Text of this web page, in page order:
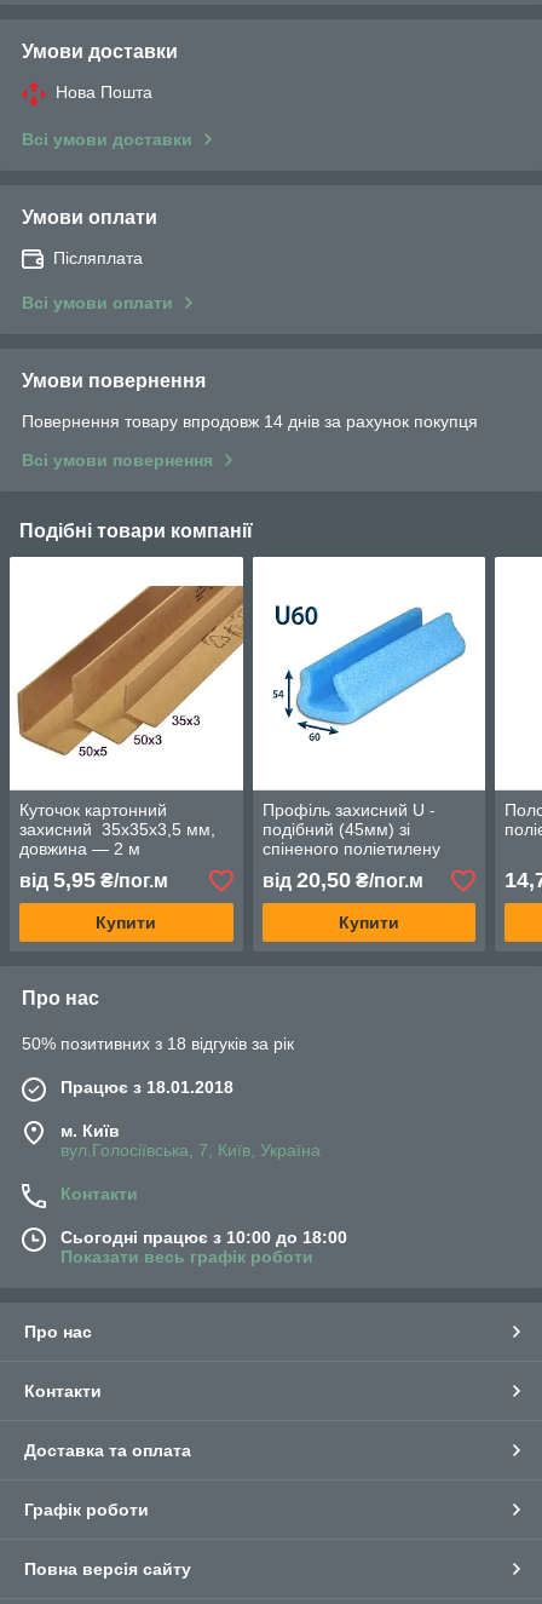
Умови доставки
Нова Пошта
Всі умови доставки
Умови оплати
Післяплата
Всі умови оплати
Умови повернення
Повернення товару впродовж 14 днів за рахунок покупця
Всі умови повернення
Подібні товари компанії
Куточок картонний
захисний 35х35х3,5 мм,
довжина — 2 м
від 5,95 ₴/пог.м
Купити
Профіль захисний U -
подібний (45мм) зі
спіненого поліетилену
від 20,50₴/пог.м
Купити
Про нас
50% позитивних з 18 відгуків за рік
Працює з 18.01.2018
м. Київ
вул.Голосіївська, 7, Київ, Україна
Контакти
Сьогодні працює з 10:00 до 18:00
Показати весь графік роботи
Про нас
Контакти
Доставка та оплата
Графік роботи
Повна версія сайту